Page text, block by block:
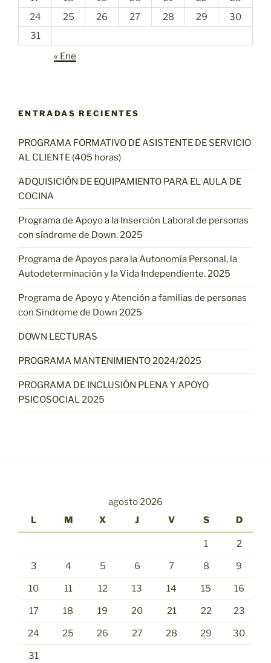
24
25 26 27 28 29
30
31
« Ene
ENTRADAS RECIENTES
PROGRAMA FORMATIVO DE ASISTENTE DE SERVICIO
AL CLIENTE (405 horas)
ADQUISICIÓN DE EQUIPAMIENTO PARA EL AULA DE
COCINA
Programa de Apoyo a la Inserción Laboral de personas
con síndrome de Down. 2025
Programa de Apoyos para la Autonomía Personal, la
Autodeterminación y la Vida Independiente. 2025
Programa de Apoyo y Atención a familias de personas
con Síndrome de Down 2025
DOWN LECTURAS
PROGRAMA MANTENIMIENTO 2024/2025
PROGRAMA DE INCLUSIÓN PLENA Y APOYO
PSICOSOCIAL2025
agosto 2026
L
M X J V S D
1 2
3 4 5 6 7 8 9
10 11 12 13 14 15 16
17 18 19 20 21 22 23
24 25 26 27 28 29 30
31